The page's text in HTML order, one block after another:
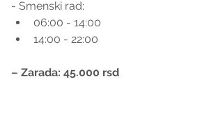
- Smenski rad:
06:00 - 14:00
14:00 - 22:00
– Zarada: 45.000 rsd